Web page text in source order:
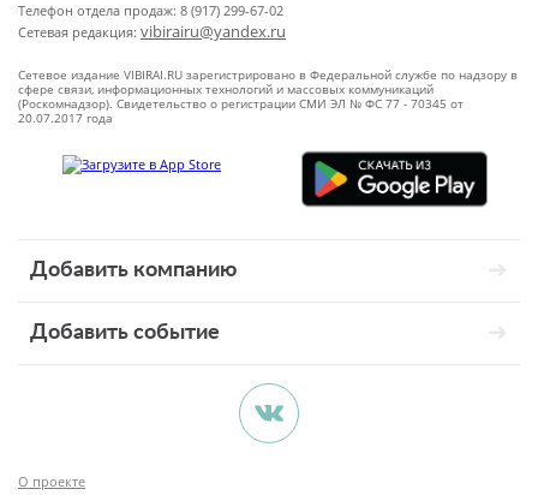
Телефон отдела продаж: 8 (917) 299-67-02
Сетевая редакция: vibirairu@yandex.ru
Сетевое издание VIBIRAI.RU зарегистрировано в Федеральной службе по надзору в
сфере связи, информационных технологий и массовых коммуникаций
(Роскомнадзор). Свидетельство о регистрации СМИ ЭЛ № ФС 77 - 70345 от
20.07.2017 года
Добавить компанию
Добавить событие
О проекте